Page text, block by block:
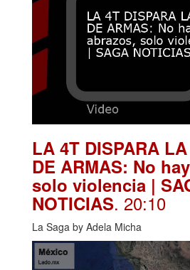
LA 4T DISPARA
DE ARMAS: No
solo violencia |
NOTICIAS. 20:10
La Saga by Adela Micha